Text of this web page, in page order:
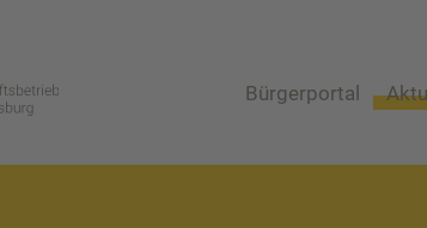
Bürgerportal